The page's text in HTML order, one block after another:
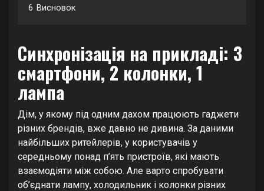
6 Висновок
Синхронізація на прикладі: 3
смартфони, 2 колонки, 1
лампа
Дім, у якому під одним дахом працюють гаджети
різних брендів, вже давно не дивина. За даними
найбільших ритейлерів, у користувачів у
середньому понад п’ять пристроїв, які мають
взаємодіяти між собою. Але варто спробувати
об’єднати лампу, холодильник і колонки різних